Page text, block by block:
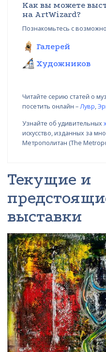
Как вы можете
на ArtWizard?
Познакомьтесь с
Галерей
Художников
Читайте серию статей о
посетить онлайн –Лувр,
Узнайте об удивительных
искусство, изданных за
Метрополитан (The
Текущие и
выставки